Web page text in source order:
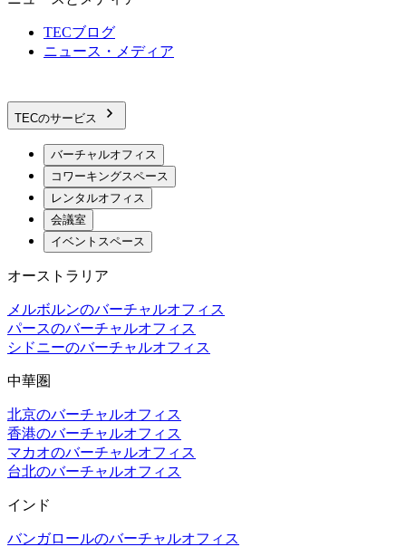
TECブログ
ニュース・メディア
TECのサービス
バーチャルオフィス
コワーキングスペース
レンタルオフィス
会議室
イベントスペース
オーストラリア
メルボルンのバーチャルオフィス
パースのバーチャルオフィス
シドニーのバーチャルオフィス
中華圏
北京のバーチャルオフィス
香港のバーチャルオフィス
マカオのバーチャルオフィス
台北のバーチャルオフィス
インド
バンガロールのバーチャルオフィス